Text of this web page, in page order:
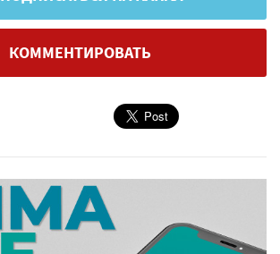
КОММЕНТИРОВАТЬ